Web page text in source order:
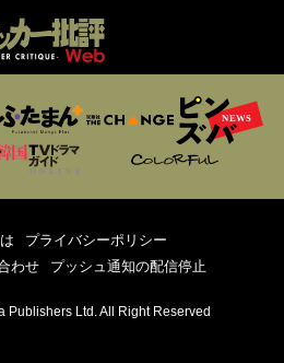
プライバシーポリシー
わせ プッシュ通知の配信停止
Publishers Ltd. All Right Reserved